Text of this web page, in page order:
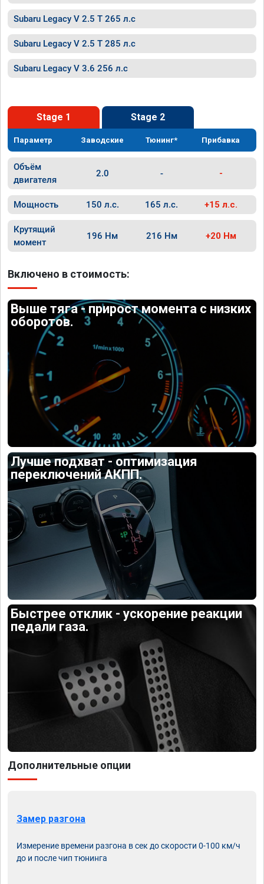
Subaru Legacy V 2.5 T 265 л.с
Subaru Legacy V 2.5 T 285 л.с
Subaru Legacy V 3.6 256 л.с
Stage 1 Stage 2
Параметр Заводские Тюнинг* Прибавка
Объём
двигателя
2.0 - -
Мощность 150 л.с. 165 л.с. +15 л.с.
Крутящий
момент
196 Нм 216 Нм +20 Нм
Включено в стоимость:
Выше тяга - прирост момента с низких
оборотов.
Лучше подхват - оптимизация
переключений АКПП.
Быстрее отклик - ускорение реакции
педали газа.
Дополнительные опции
Замер разгона
Измерение времени разгона в сек до скорости 0-100 км/ч
до и после чип тюнинга